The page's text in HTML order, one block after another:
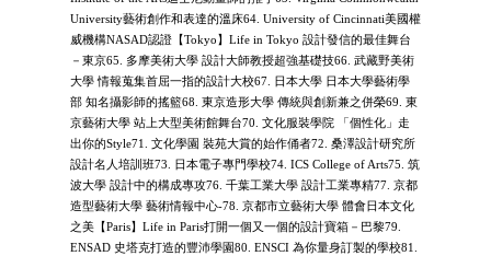
University藝術創作和表達的溫床64. University of Cincinnati美國權
威機構NASAD認證【Tokyo】Life in Tokyo 設計發信的最佳舞台
－東京65. 多摩美術大學 設計大師教授超強基礎技66. 武藏野美術
大學 情報蒐集首屈一指的設計大校67. 日本大學 日本大學藝術學
部 知名攝影師的搖籃68. 東京造形大學 傳統與創新兼之併榮69. 東
京藝術大學 站上大型美術館舞台70. 文化服裝學院 「個性化」走
出你的Style71. 文化學園 裝苑大賞的始作俑者72. 桑澤設計研究所
設計名人培訓班73. 日本電子專門學校74. ICS College of Arts75. 筑
波大學 設計中的構成專攻76. 千葉工業大學 設計工業專精77. 京都
造型藝術大學 藝術情報中心-78. 京都市立藝術大學 體會日本文化
之美【Paris】Life in Paris打開一個又一個的設計寶箱－巴黎79.
ENSAD 史塔克打造的豐沛學園80. ENSCI 為你量身訂製的學校81.